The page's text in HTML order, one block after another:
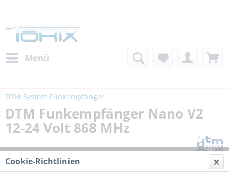
Menü
DTM System Funkempfänger
DTM Funkempfänger Nano V2
12-24 Volt 868 MHz
Cookie-Richtlinien